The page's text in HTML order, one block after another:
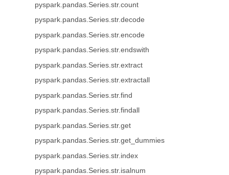
pyspark.pandas.Series.str.count
pyspark.pandas.Series.str.decode
pyspark.pandas.Series.str.encode
pyspark.pandas.Series.str.endswith
pyspark.pandas.Series.str.extract
pyspark.pandas.Series.str.extractall
pyspark.pandas.Series.str.find
pyspark.pandas.Series.str.findall
pyspark.pandas.Series.str.get
pyspark.pandas.Series.str.get_dummies
pyspark.pandas.Series.str.index
pyspark.pandas.Series.str.isalnum